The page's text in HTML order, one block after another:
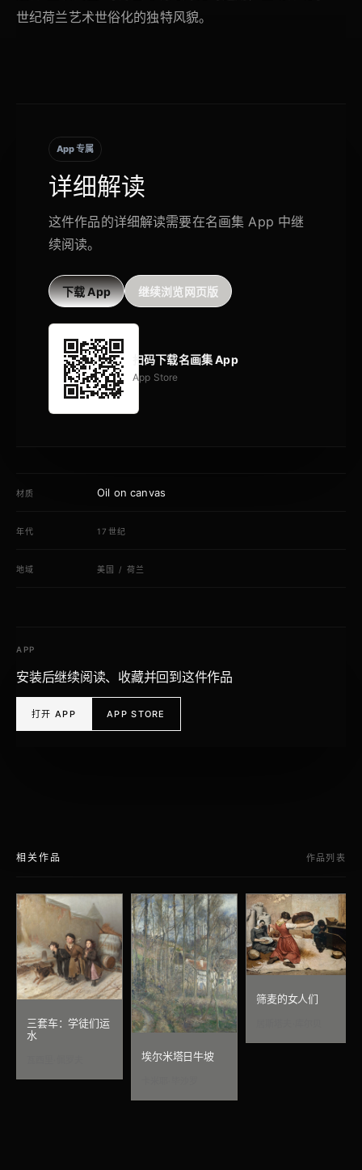
世纪荷兰艺术世俗化的独特风貌。
App 专属
详细解读
这件作品的详细解读需要在名画集 App 中继
续阅读。
下载 App 继续浏览网页版
扫码下载名画集 App
App Store
材质 Oil on canvas
年代 17世纪
地域 美国 /荷兰
APP
安装后继续阅读、收藏并回到这件作品
打开 APP APP STORE
相关作品 作品列表
三套车：学徒们运
水
埃尔米塔日牛坡
筛麦的女人们